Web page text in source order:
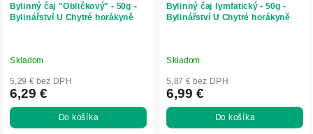
Bylinný čaj "Obličkový" - 50g -
Bylinářství U Chytré horákyně
Skladom
5,29 € bez DPH
6,29 €
Do košíka
Bylinný čaj lymfatický - 50g -
Bylinářství U Chytré horákyně
Skladom
5,87 € bez DPH
6,99 €
Do košíka